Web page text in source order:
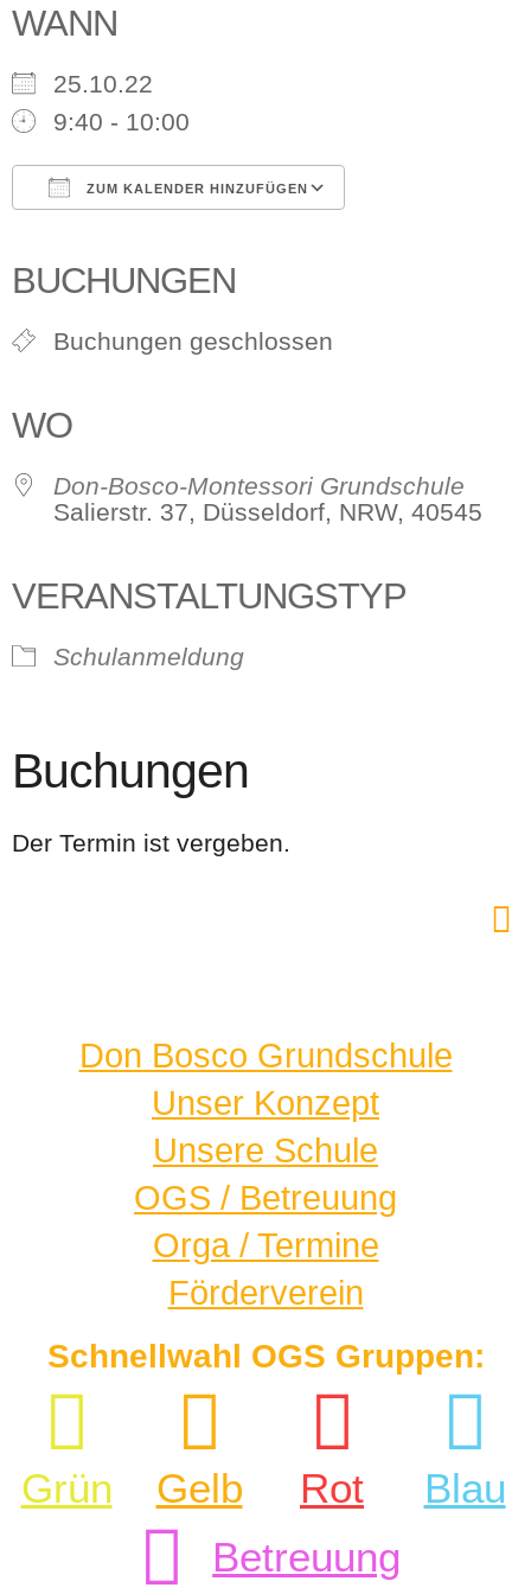
WANN
25.10.22
9:40 - 10:00
ZUM KALENDER HINZUFÜGEN
BUCHUNGEN
Buchungen geschlossen
WO
Don-Bosco-Montessori Grundschule
Salierstr. 37, Düsseldorf, NRW, 40545
VERANSTALTUNGSTYP
Schulanmeldung
Buchungen
Der Termin ist vergeben.
Don Bosco Grundschule
Unser Konzept
Unsere Schule
OGS / Betreuung
Orga / Termine
Förderverein
Schnellwahl OGS Gruppen:
Grün Gelb Rot
Blau
Betreuung